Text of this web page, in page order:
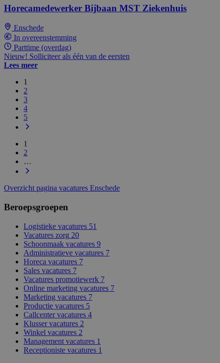
Horecamedewerker Bijbaan MST Ziekenhuis
Enschede
In overeenstemming
Parttime (overdag)
Nieuw! Solliciteer als één van de eersten
Lees meer
1
2
3
4
5
1
2
…
Overzicht pagina vacatures Enschede
Beroepsgroepen
Logistieke vacatures 51
Vacatures zorg 20
Schoonmaak vacatures 9
Administratieve vacatures 7
Horeca vacatures 7
Sales vacatures 7
Vacatures promotiewerk 7
Online marketing vacatures 7
Marketing vacatures 7
Productie vacatures 5
Callcenter vacatures 4
Klusser vacatures 2
Winkel vacatures 2
Management vacatures 1
Receptioniste vacatures 1